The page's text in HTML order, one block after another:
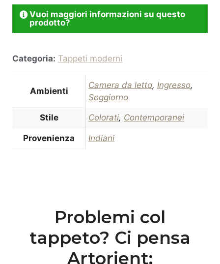
Vuoi maggiori informazioni su questo
prodotto?
Categoria: Tappeti moderni
Ambienti
Camera da letto, Ingresso,
Soggiorno
Stile Colorati, Contemporanei
Provenienza Indiani
Problemi col
tappeto? Ci pensa
Artorient: